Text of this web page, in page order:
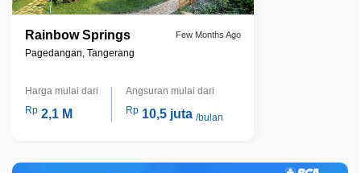
Rainbow Springs
Pagedangan, Tangerang
Few Months Ago
Harga mulai dari
Rp 2,1 M
Angsuran mulai dari
Rp 10,5 juta /bulan